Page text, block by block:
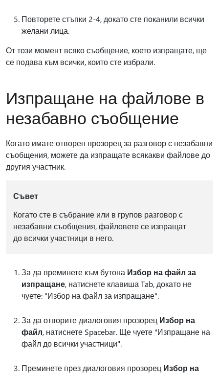
Повторете стъпки 2-4, докато сте поканили всички
желани лица.
От този момент всяко съобщение, което изпращате, ще
се подава към всички, които сте избрали.
Изпращане на файлове в
незабавно съобщение
Когато имате отворен прозорец за разговор с незабавни
съобщения, можете да изпращате всякакви файлове до
другия участник.
Съвет
Когато сте в събрание или в групов разговор с
незабавни съобщения, файловете се изпращат
до всички участници в него.
За да преминете към бутона Избор на файл за
изпращане, натиснете клавиша Tab, докато не
чуете: "Избор на файл за изпращане".
За да отворите диалоговия прозорец Избор на
файл, натиснете Spacebar. Ще чуете "Изпращане на
файл до всички участници".
Преминете през диалоговия прозорец Избор на